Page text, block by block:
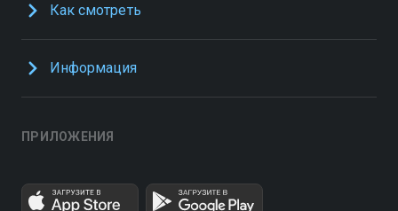
Как смотреть
Информация
ПРИЛОЖЕНИЯ